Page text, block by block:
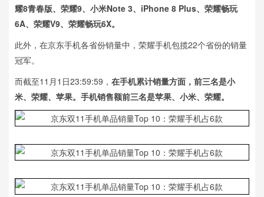
耀8青春版、荣耀9、小米Note 3、iPhone 8 Plus、荣耀畅玩
6A、荣耀V9、荣耀畅玩6X。
此外，在京东手机各省份销量中，荣耀手机包揽22个省份的销量
冠军。
而截至11月1日23:59:59， 在手机累计销量方面，前三名是小
米、荣耀、苹果。手机销售额前三名是苹果、小米、荣耀。